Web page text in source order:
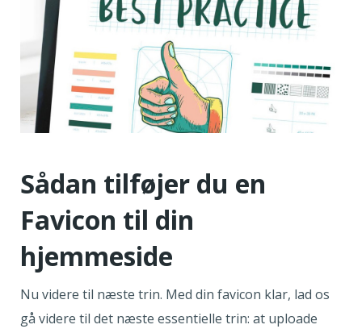
Sådan tilføjer du en
Favicon til din
hjemmeside
Nu videre til næste trin. Med din favicon klar, lad os
gå videre til det næste essentielle trin: at uploade